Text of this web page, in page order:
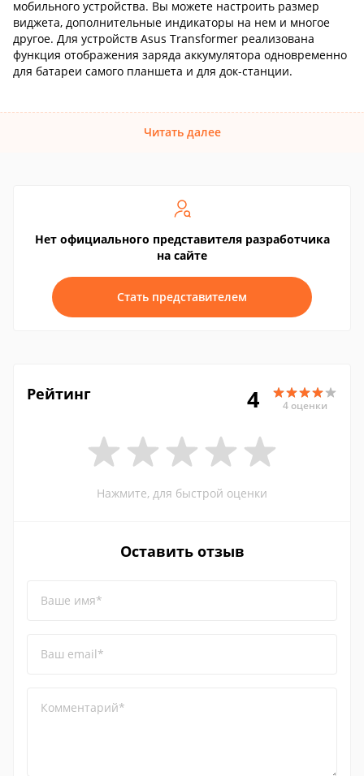
мобильного устройства. Вы можете настроить размер
виджета, дополнительные индикаторы на нем и многое
другое. Для устройств Asus Transformer реализована
функция отображения заряда аккумулятора одновременно
для батареи самого планшета и для док-станции.
Читать далее
Нет официального представителя разработчика
на сайте
Стать представителем
Рейтинг 4 4 оценки
Нажмите, для быстрой оценки
Оставить отзыв
Ваше имя*
Ваш email*
Комментарий*